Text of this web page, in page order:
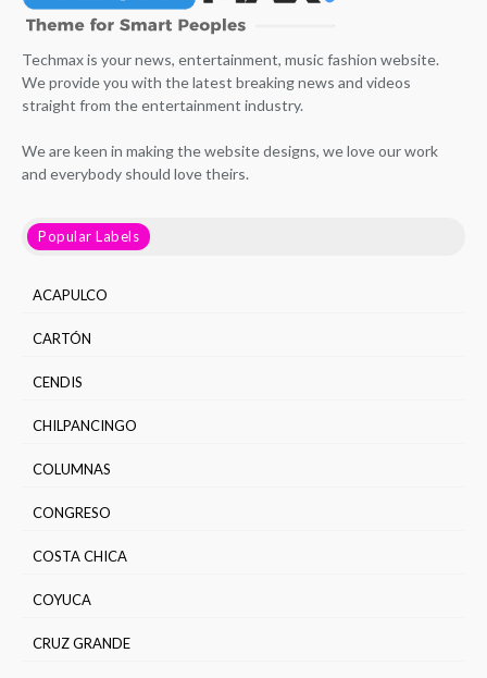
Techmax is your news, entertainment, music fashion website.
We provide you with the latest breaking news and videos
straight from the entertainment industry.
We are keen in making the website designs, we love our work
and everybody should love theirs.
Popular Labels
ACAPULCO
CARTÓN
CENDIS
CHILPANCINGO
COLUMNAS
CONGRESO
COSTA CHICA
COYUCA
CRUZ GRANDE